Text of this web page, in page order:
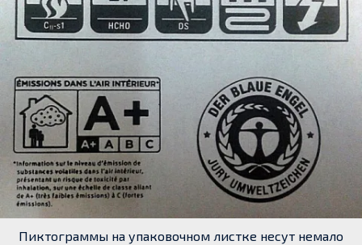
Пиктограммы на упаковочном листке несут немало